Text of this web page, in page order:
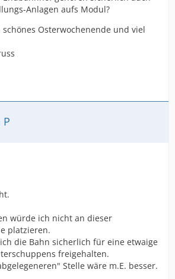
Anlagen aufs Modul?
Osterwochenende und viel
würde ich nicht an dieser
platzieren.
die Bahn sicherlich für eine etwaige
freigehalten.
Stelle wäre m.E. besser.